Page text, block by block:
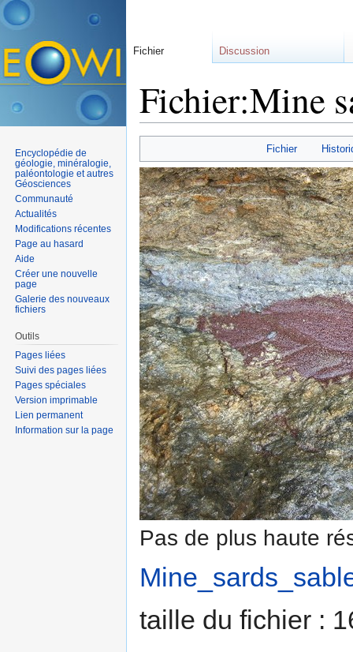
Fichier:Mine
Fichier
Pas de plus haute
taille du fichier :
Fichier Discussion
Encyclopédie de
géologie, minéralogie,
paléontologie et autres
Géosciences
Communauté
Actualités
Modifications récentes
Page au hasard
Aide
Créer une nouvelle
page
Galerie des nouveaux
fichiers
Outils
Pages liées
Suivi des pages liées
Pages spéciales
Version imprimable
Lien permanent
Information sur la page